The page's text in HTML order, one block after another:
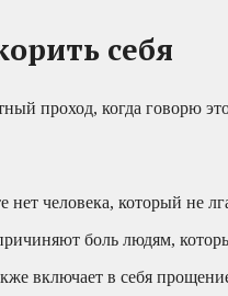
себя
проход, когда говорю
человека, который не
боль людям,
включает в себя